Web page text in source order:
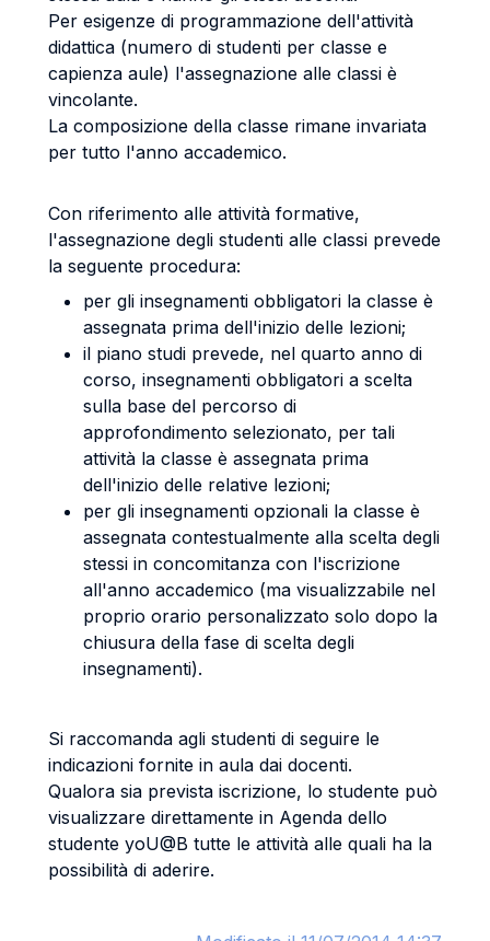
Per esigenze di programmazione dell'attività
didattica (numero di studenti per classe e
capienza aule) l'assegnazione alle classi è
vincolante.
La composizione della classe rimane invariata
per tutto l'anno accademico.
Con riferimento alle attività formative,
l'assegnazione degli studenti alle classi prevede
la seguente procedura:
per gli insegnamenti obbligatori la classe è
assegnata prima dell'inizio delle lezioni;
il piano studi prevede, nel quarto anno di
corso, insegnamenti obbligatori a scelta
sulla base del percorso di
approfondimento selezionato, per tali
attività la classe è assegnata prima
dell'inizio delle relative lezioni;
per gli insegnamenti opzionali la classe è
assegnata contestualmente alla scelta degli
stessi in concomitanza con l'iscrizione
all'anno accademico (ma visualizzabile nel
proprio orario personalizzato solo dopo la
chiusura della fase di scelta degli
insegnamenti).
Si raccomanda agli studenti di seguire le
indicazioni fornite in aula dai docenti.
Qualora sia prevista iscrizione, lo studente può
visualizzare direttamente in Agenda dello
studente yoU@B tutte le attività alle quali ha la
possibilità di aderire.